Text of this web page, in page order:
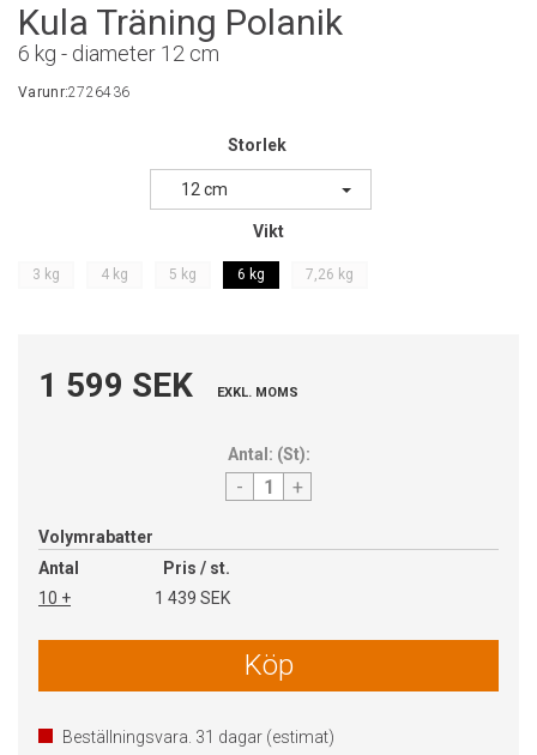
Kula Träning Polanik
6 kg - diameter 12 cm
Varunr:2726436
Storlek
12 cm
Vikt
3 kg 4 kg 5 kg 6 kg 7,26 kg
1 599 SEK EXKL. MOMS
Antal: (St):
- +
Volymrabatter
Antal
Pris / st.
10 +
1 439 SEK
Köp
Beställningsvara. 31 dagar (estimat)